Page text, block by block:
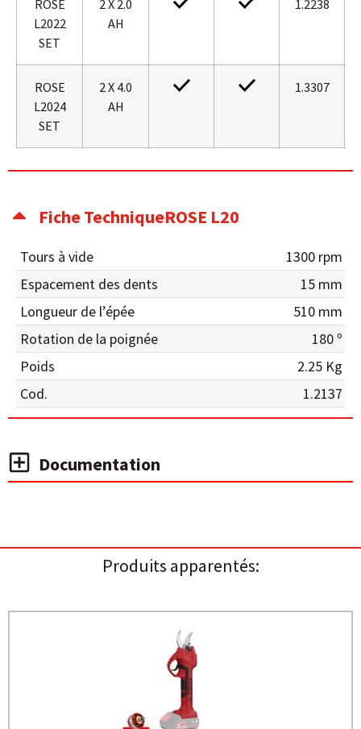
ROSE
L2022
SET
2 X 2.0
AH
1.2238
ROSE
L2024
SET
2 X 4.0
AH
1.3307
Fiche TechniqueROSE L20
Tours à vide
1300 rpm
Espacement des dents
15 mm
Longueur de l’épée
510 mm
Rotation de la poignée
180 º
Poids
2.25 Kg
Cod.
1.2137
Documentation
Produits apparentés: